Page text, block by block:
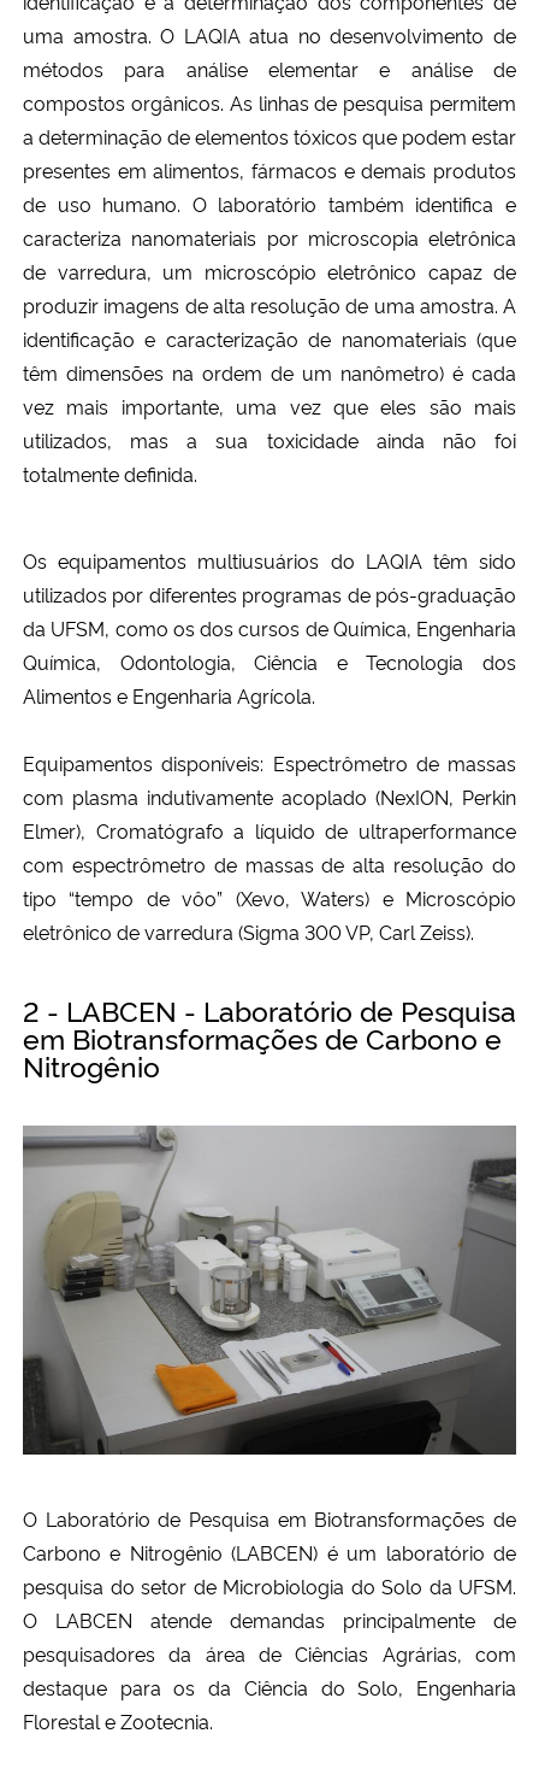
uma amostra. O LAQIA atua nodesenvolvimento de
métodos para análise elementar e análise de
compostos orgânicos. As linhas de pesquisa permitem
a determinação de elementos tóxicos que podem estar
presentes em alimentos, fármacos e demais produtos
de uso humano. O laboratório também identifica e
caracteriza nanomateriais por microscopia eletrônica
de varredura, um microscópio eletrônico capaz de
produzir imagens de alta resolução de uma amostra. A
identificação e caracterização de nanomateriais(que
têm dimensões na ordem de um nanômetro) é cada
vez mais importante, uma vez que eles são mais
utilizados, mas a sua toxicidade ainda não foi
totalmente definida.
Os equipamentos multiusuários do LAQIA têm sido
utilizados por diferentes programas de pós-graduação
da UFSM, como os dos cursos de Química, Engenharia
Química, Odontologia, Ciência e Tecnologia dos
Alimentos e Engenharia Agrícola.
Equipamentos disponíveis: Espectrômetro de massas
com plasma indutivamente acoplado (NexION, Perkin
Elmer), Cromatógrafo a líquido de ultraperformance
com espectrômetro de massas de alta resolução do
tipo “tempo de vôo” (Xevo, Waters) e Microscópio
eletrônico de varredura (Sigma 300 VP, Carl Zeiss).
2 - LABCEN - Laboratório de Pesquisa
em Biotransformações de Carbono e
Nitrogênio
O Laboratório de Pesquisa em Biotransformações de
Carbono e Nitrogênio (LABCEN) é um laboratório de
pesquisa do setor de Microbiologia do Solo da UFSM.
O LABCEN atende demandas principalmente de
pesquisadores da área de Ciências Agrárias, com
destaque para os da Ciência do Solo, Engenharia
Florestal e Zootecnia.